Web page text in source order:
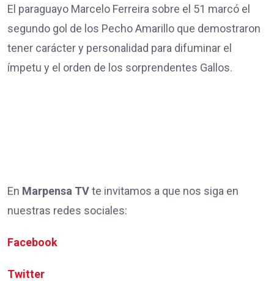
El paraguayo Marcelo Ferreira sobre el 51 marcó el
segundo gol de los Pecho Amarillo que demostraron
tener carácter y personalidad para difuminar el
ímpetu y el orden de los sorprendentes Gallos.
En Marpensa TVte invitamos a que nos siga en
nuestras redes sociales:
Facebook
Twitter